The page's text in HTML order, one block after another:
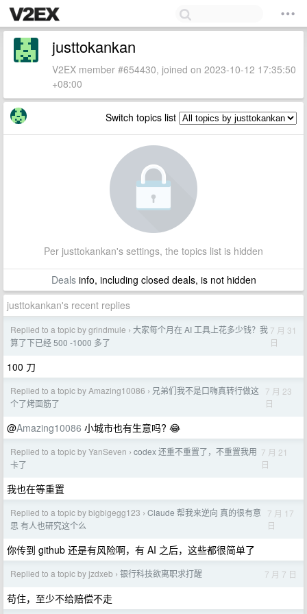
justtokankan
V2EX member #654430, joined on 2023-10-12 17:35:50
+08:00
Switch topics list
Per justtokankan's settings, the topics list is hidden
Dealsinfo, including closed deals, is not hidden
justtokankan's recent replies
Replied to a topic by grindmule › 大家每个月在 AI 工具上花多少钱？我
算了下已经 500 -1000 多了
7 月 31
日
100 刀
Replied to a topic by Amazing10086 › 兄弟们我不是口嗨真转行做这
个了烤面筋了
7 月 23
日
@Amazing10086 小城市也有生意吗? 😂
Replied to a topic by YanSeven › codex 还重不重置了，不重置我用
卡了
7 月 21
日
我也在等重置
Replied to a topic by bigbigegg123 › Claude 帮我来逆向 真的很有意
思 有人也研究这个么
7 月 17
日
你传到 github 还是有风险啊，有 AI 之后，这些都很简单了
Replied to a topic by jzdxeb › 银行科技欲离职求打醒 7 月 7 日
苟住，至少不给赔偿不走